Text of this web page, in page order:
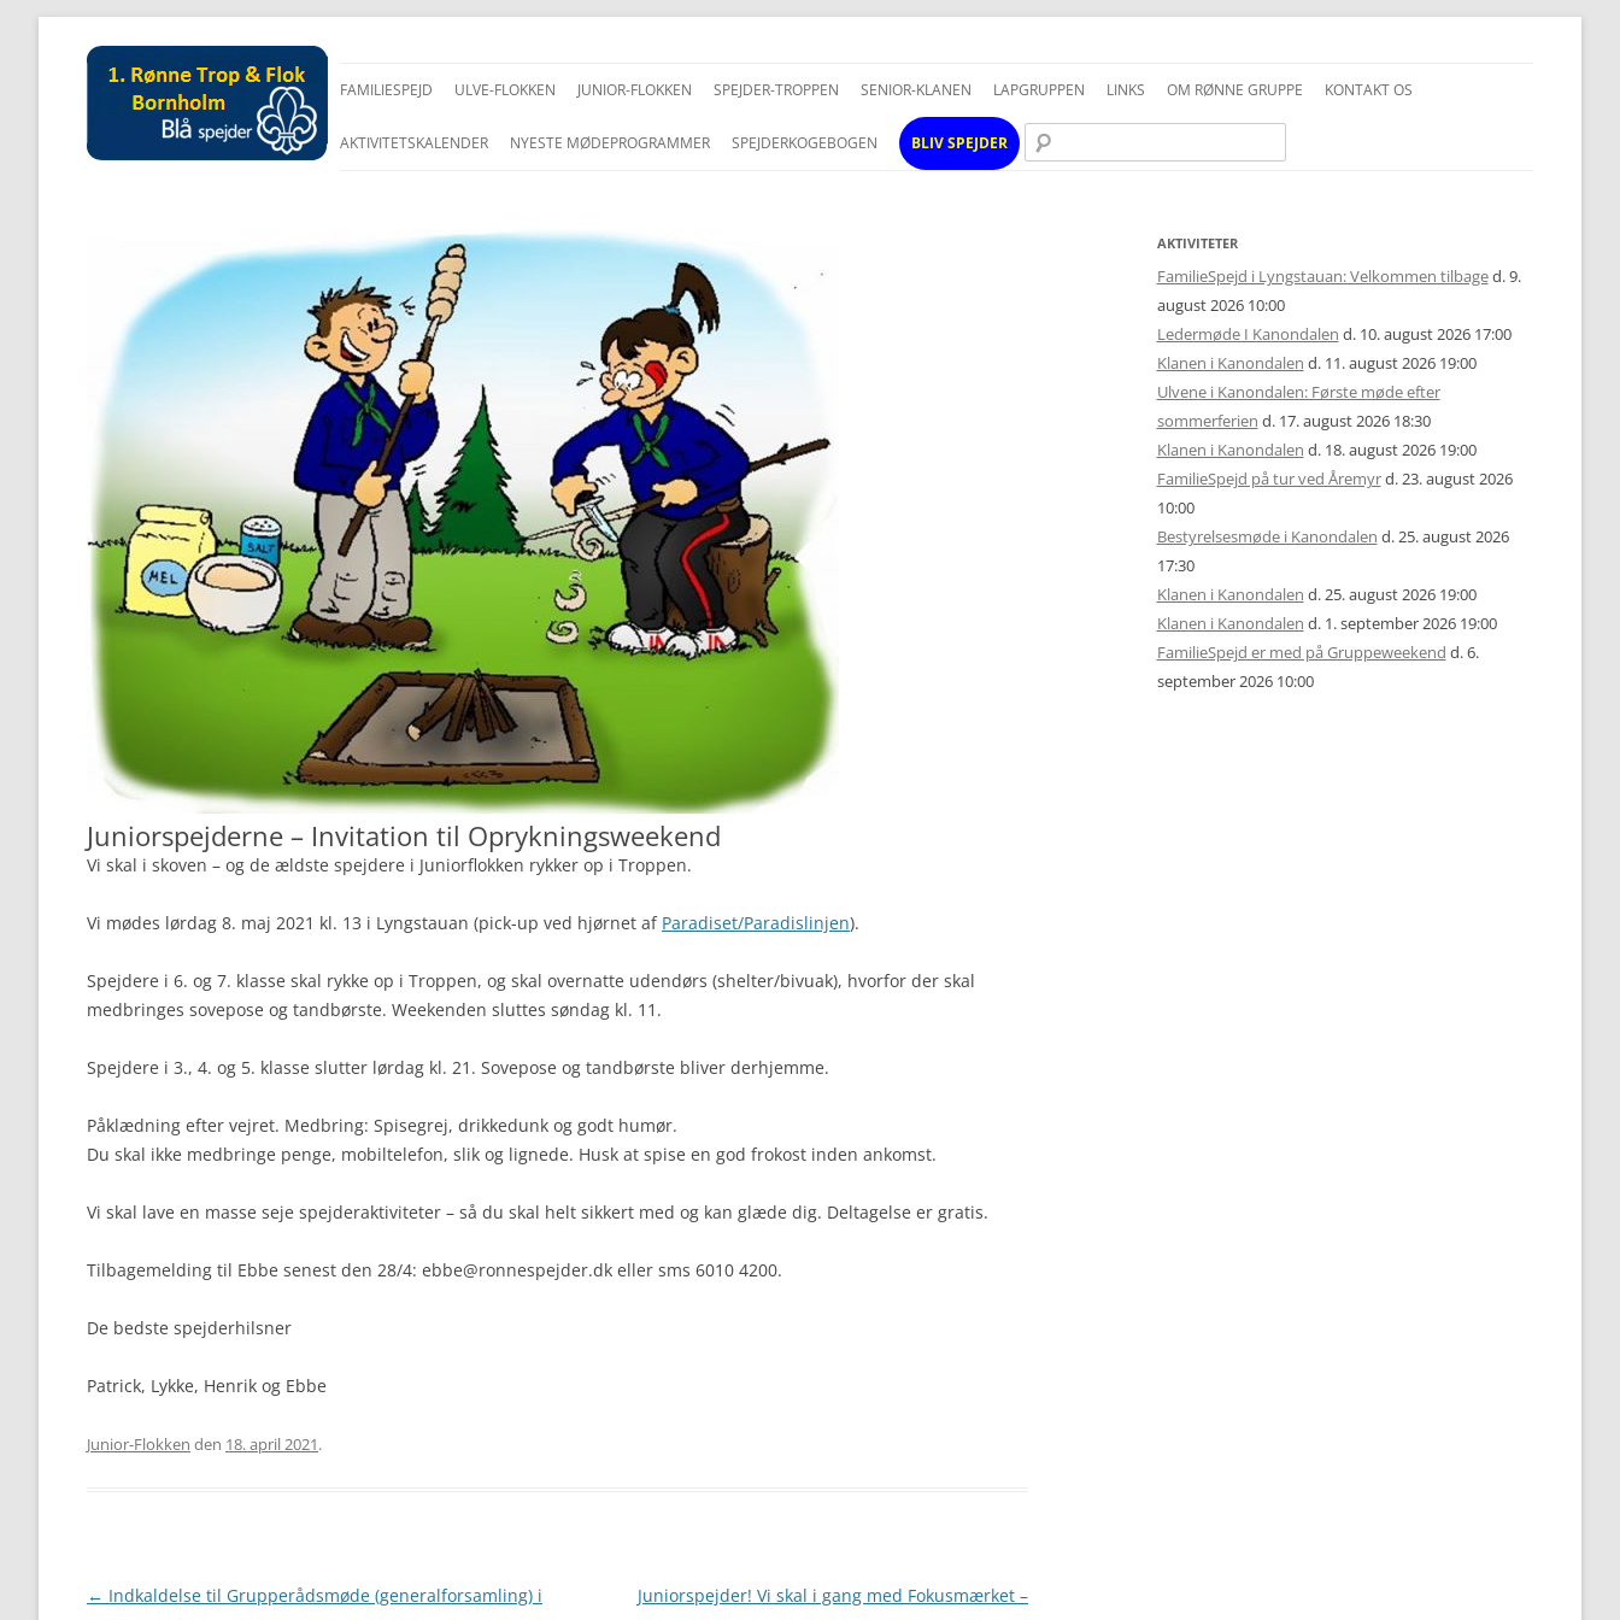
til
FAMILIESPEJD ULVE-FLOKKEN JUNIOR-FLOKKEN SPEJDER-TROPPEN SENIOR-KLANEN LAPGRUPPEN LINKS OM RØNNE GRUPPE
FOTOS OG COPYRIGHT
UNIFORMSVEJLEDNING
INFO JUNIOR-SPEJDER
INFO TROPPEN
KONTAKT OS
AKTIVITETSKALENDER NYESTE MØDEPROGRAMMER SPEJDERKOGEBOGEN BLIV SPEJDER
Juniorspejderne – Invitation til Oprykningsweekend
Vi skal i skoven – og de ældste spejdere i Juniorflokken rykker op i Troppen.
Vi mødes lørdag 8. maj 2021 kl. 13 i Lyngstauan (pick-up ved hjørnet af Paradiset/Paradislinjen).
Spejdere i 6. og 7. klasse skal rykke op i Troppen, og skal overnatte udendørs (shelter/bivuak), hvorfor der skal
medbringes sovepose og tandbørste. Weekenden sluttes søndag kl. 11.
Spejdere i 3., 4. og 5. klasse slutter lørdag kl. 21. Sovepose og tandbørste bliver derhjemme.
Påklædning efter vejret. Medbring: Spisegrej, drikkedunk og godt humør.
Du skal ikke medbringe penge, mobiltelefon, slik og lignede. Husk at spise en god frokost inden ankomst.
Vi skal lave en masse seje spejderaktiviteter – så du skal helt sikkert med og kan glæde dig. Deltagelse er gratis.
Tilbagemelding til Ebbe senest den 28/4: ebbe@ronnespejder.dk eller sms 6010 4200.
De bedste spejderhilsner
Patrick, Lykke, Henrik og Ebbe
Junior-Flokken den 18. april 2021.
Artikel
← Indkaldelse til Grupperådsmøde (generalforsamling) i
Juniorspejder! Vi skal i gang med Fokusmærket –
AKTIVITETER
FamilieSpejd i Lyngstauan: Velkommen tilbaged. 9.
august 2026 10:00
Ledermøde I Kanondalen d. 10. august 2026 17:00
Klanen i Kanondalen d. 11. august 2026 19:00
Ulvene i Kanondalen: Første møde efter
sommerferien d. 17. august 2026 18:30
Klanen i Kanondalen d. 18. august 2026 19:00
FamilieSpejd på tur ved Åremyrd. 23. august 2026
10:00
Bestyrelsesmøde i Kanondalen d. 25. august 2026
17:30
Klanen i Kanondalen d. 25. august 2026 19:00
Klanen i Kanondalen d. 1. september 2026 19:00
FamilieSpejd er med på Gruppeweekend d. 6.
september 2026 10:00